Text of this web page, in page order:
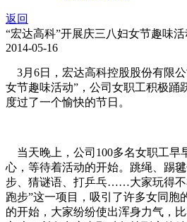
返回
“宏达高科”开展庆三八妇女节趣味活
2014-05-16
3月6日，宏达高科控股股份有限
女节趣味活动”，公司女职工积极踊
度过了一个愉快的节日。
当天晚上，公司100多名女职工早
心，等待着活动的开始。跳绳、踢
步、猜谜语、打乒乓……大家玩得不
跑步”这一项目，吸引了许多女同胞
的开始，大家纷纷使出浑身力气，